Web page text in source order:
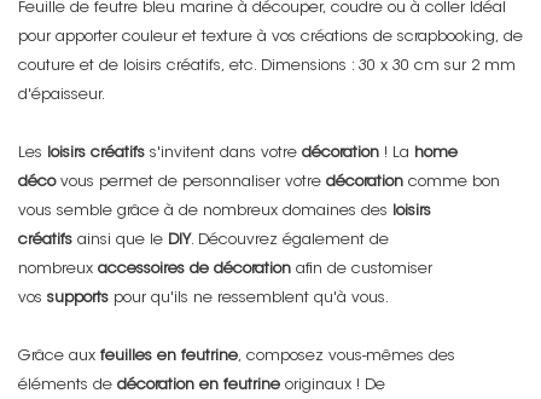
Feuille de feutre bleu marine à découper, coudre ou à coller Idéal
pour apporter couleur et texture à vos créations de scrapbooking, de
couture et de loisirs créatifs, etc. Dimensions : 30 x 30 cm sur 2 mm
d'épaisseur.
Les loisirs créatifs s'invitent dans votre décoration ! La
home
décovous permet de personnaliser votre décoration comme bon
vous semble grâce à de nombreux domaines des
loisirs
créatifs ainsi que le DIY. Découvrez également de
nombreux accessoires de décoration afin de customiser
vos supports pour qu'ils ne ressemblent qu'à vous.
Grâce aux feuilles en feutrine, composez vous-mêmes des
éléments de décoration en feutrine originaux ! De